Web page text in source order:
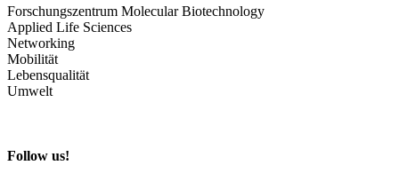
Forschungszentrum Molecular Biotechnology
Applied Life Sciences
Networking
Mobilität
Lebensqualität
Umwelt
Follow us!